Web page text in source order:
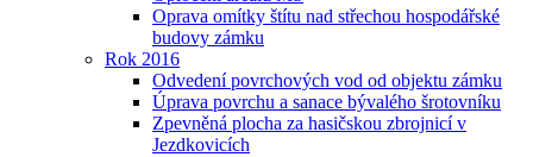
Oprava omítky štítu nad střechou hospodářské
budovy zámku
Rok 2016
Odvedení povrchových vod od objektu zámku
Úprava povrchu a sanace bývalého šrotovníku
Zpevněná plocha za hasičskou zbrojnicí v
Jezdkovicích